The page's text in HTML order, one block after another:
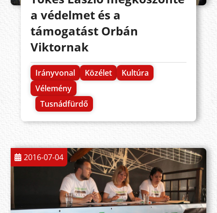
a védelmet és a
támogatást Orbán
Viktornak
Irányvonal Közélet
Kultúra
Vélemény
Tusnádfürdő
2016-07-04